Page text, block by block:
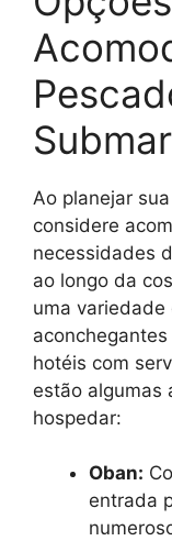
Ao planejar
considere
necessidades
ao longo da
uma
hotéis com
estão algumas
hospedar:
Oban:
entrada